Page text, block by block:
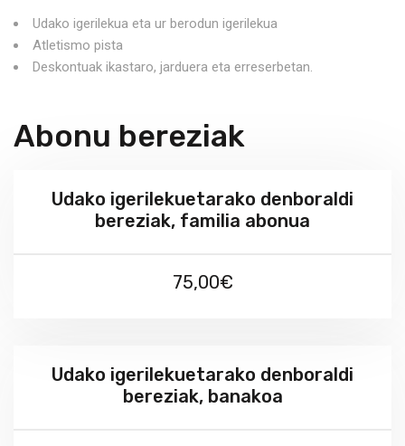
Udako igerilekua eta ur berodun igerilekua
Atletismo pista
Deskontuak ikastaro, jarduera eta erreserbetan.
Abonu bereziak
Udako igerilekuetarako denboraldi
bereziak, familia abonua
75,00€
Udako igerilekuetarako denboraldi
bereziak, banakoa